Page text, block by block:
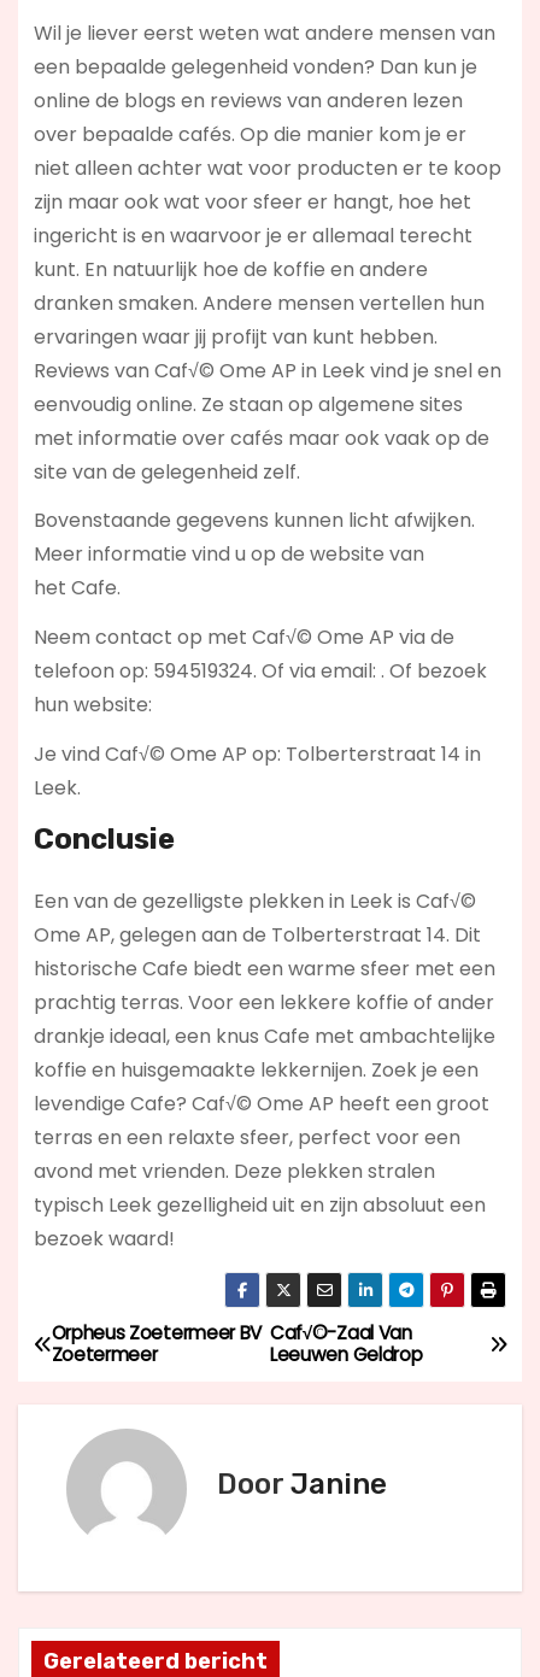
Wil je liever eerst weten wat andere mensen van
een bepaalde gelegenheid vonden? Dan kun je
online de blogs en reviews van anderen lezen
over bepaalde cafés. Op die manier kom je er
niet alleen achter wat voor producten er te koop
zijn maar ook wat voor sfeer er hangt, hoe het
ingericht is en waarvoor je er allemaal terecht
kunt. En natuurlijk hoe de koffie en andere
dranken smaken. Andere mensen vertellen hun
ervaringen waar jij profijt van kunt hebben.
Reviews van Caf√© Ome AP in Leek vind je snel en
eenvoudig online. Ze staan op algemene sites
met informatie over cafés maar ook vaak op de
site van de gelegenheid zelf.
Bovenstaande gegevens kunnen licht afwijken.
Meer informatie vind u op de website van
het Cafe.
Neem contact op met Caf√© Ome AP via de
telefoon op: 594519324. Of via email: . Of bezoek
hun website:
Je vind Caf√© Ome AP op: Tolberterstraat 14 in
Leek.
Conclusie
Een van de gezelligste plekken in Leek is Caf√©
Ome AP, gelegen aan de Tolberterstraat 14. Dit
historische Cafe biedt een warme sfeer met een
prachtig terras. Voor een lekkere koffie of ander
drankje ideaal, een knus Cafe met ambachtelijke
koffie en huisgemaakte lekkernijen. Zoek je een
levendige Cafe? Caf√© Ome AP heeft een groot
terras en een relaxte sfeer, perfect voor een
avond met vrienden. Deze plekken stralen
typisch Leek gezelligheid uit en zijn absoluut een
bezoek waard!
B
e
h
t
Caf√©-Zaal Van
Leeuwen Geldrop
Orpheus Zoetermeer BV
Zoetermeer
Door Janine
Gerelateerd bericht